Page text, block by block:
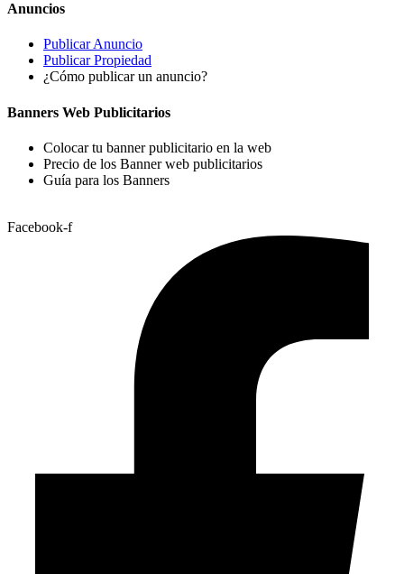
Anuncios
Publicar Anuncio
Publicar Propiedad
¿Cómo publicar un anuncio?
Banners Web Publicitarios
Colocar tu banner publicitario en la web
Precio de los Banner web publicitarios
Guía para los Banners
Facebook-f